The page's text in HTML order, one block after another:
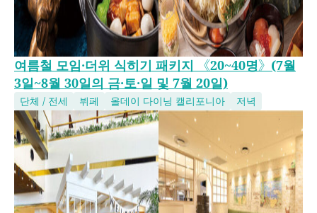
여름철 모임·더위 식히기 패키지 《20~40명》(7월
3일~8월 30일의 금·토·일 및 7월 20일)
단체 / 전세 뷔페 올데이 다이닝 캘리포니아 저녁